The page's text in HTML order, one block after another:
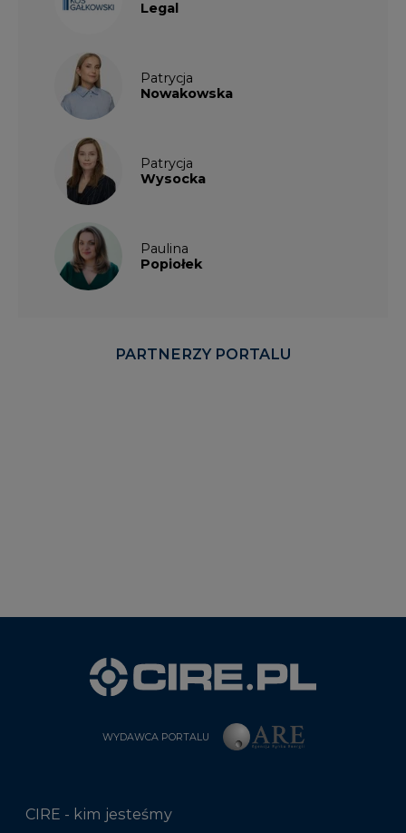
Legal
Patrycja
Nowakowska
Patrycja
Wysocka
Paulina
Popiołek
PARTNERZY PORTALU
WYDAWCA PORTALU
CIRE - kim jesteśmy